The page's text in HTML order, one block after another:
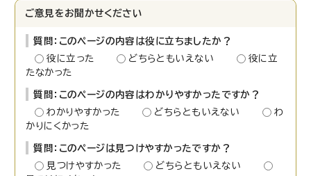
ご意見をお聞かせください
質問：このページの内容は役に立ちましたか？
役に立った
どちらともいえない
役に立
たなかった
質問：このページの内容はわかりやすかったですか？
わかりやすかった
どちらともいえない
わ
かりにくかった
質問：このページは見つけやすかったですか？
見つけやすかった
どちらともいえない